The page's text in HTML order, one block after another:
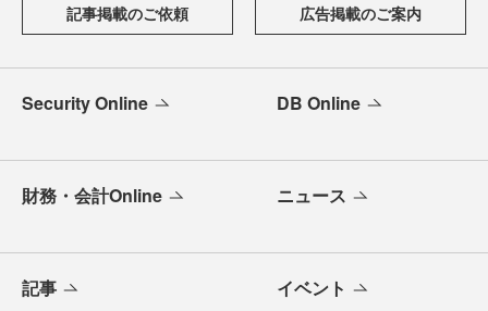
記事掲載のご依頼 広告掲載のご案内
Security Online DB Online
財務・会計Online ニュース
記事 イベント